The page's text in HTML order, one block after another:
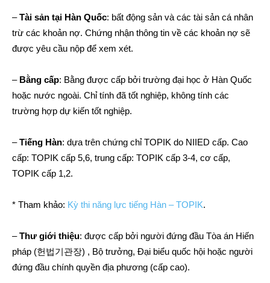
–Tài sản tại Hàn Quốc: bất động sản và các tài sản cá nhân
trừ các khoản nợ. Chứng nhận thông tin về các khoản nợ sẽ
được yêu cầu nộp để xem xét.
– Bằng cấp: Bằng được cấp bởi trường đại học ở Hàn Quốc
hoặc nước ngoài. Chỉ tính đã tốt nghiệp, không tính các
trường hợp dự kiến tốt nghiệp.
–Tiếng Hàn: dựa trên chứng chỉ TOPIK do NIIED cấp. Cao
cấp: TOPIK cấp 5,6, trung cấp: TOPIK cấp 3-4, cơ cấp,
TOPIK cấp 1,2.
* Tham khảo: Kỳ thi năng lực tiếng Hàn – TOPIK.
–Thư giới thiệu: được cấp bởi người đứng đầu Tòa án Hiến
pháp (헌법기관장) , Bộ trưởng, Đại biểu quốc hội hoặc người
đứng đầu chính quyền địa phương (cấp cao).